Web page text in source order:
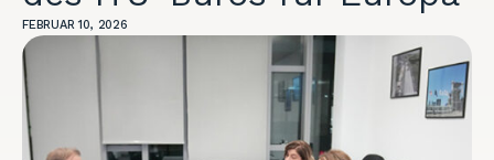
FEBRUAR 10, 2026